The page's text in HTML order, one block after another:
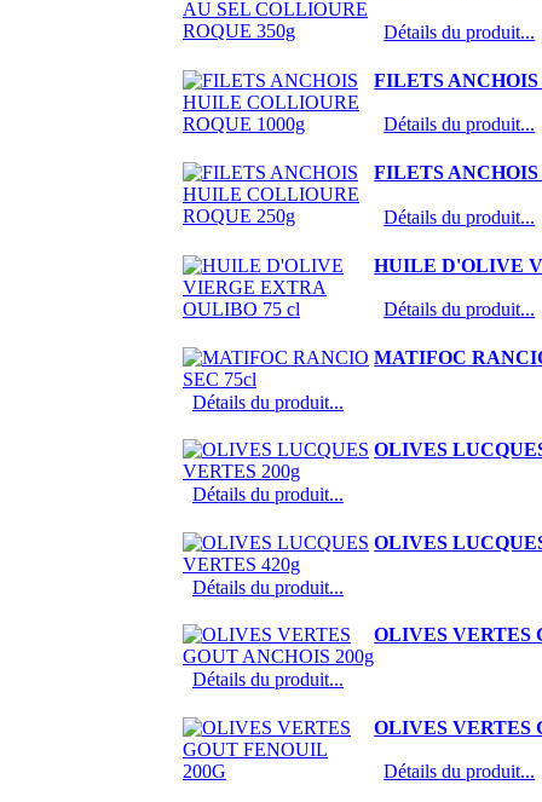
Détails du produit...
FILETS
Détails du produit...
FILETS
Détails du produit...
HUILE D'OLIVE
Détails du produit...
MATIFOC
Détails du produit...
OLIVES
Détails du produit...
OLIVES
Détails du produit...
OLIVES VERTES
Détails du produit...
OLIVES VERTES
Détails du produit...